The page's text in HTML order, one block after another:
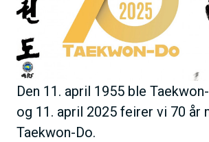
d
Den 11. april 1955 ble
og 11. april 2025 feirer vi 70 år
Taekwon-Do.